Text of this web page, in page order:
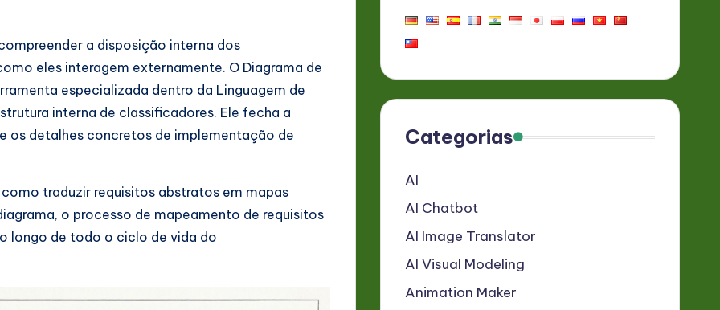
a disposição interna dos
eles interagem externamente. O Diagrama de
especializada dentro da Linguagem de
interna de classificadores. Ele fecha a
os detalhes concretos de implementação de
traduzir requisitos abstratos em mapas
o processo de mapeamento de requisitos
longo de todo o ciclo de vida do
Categorias
AI
AI Chatbot
AI Image Translator
AI Visual Modeling
Animation Maker